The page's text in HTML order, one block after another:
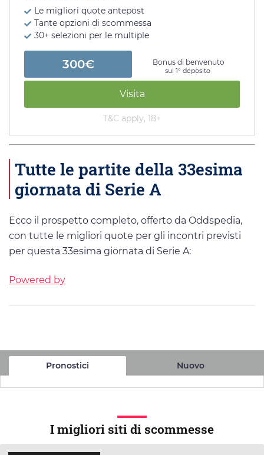
Le migliori quote antepost
Tante opzioni di scommessa
30+ selezioni per le multiple
300€ Bonus di benvenuto
sul 1° deposito
Visita
T&C apply, 18+
Tutte le partite della 33esima
giornata di Serie A
Ecco il prospetto completo, offerto da Oddspedia,
con tutte le migliori quote per gli incontri previsti
per questa 33esima giornata di Serie A:
Powered by
Pronostici Nuovo
I migliori siti di scommesse